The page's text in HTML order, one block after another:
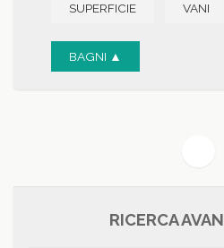
SUPERFICIE VANI
BAGNI ▲
RICERCA